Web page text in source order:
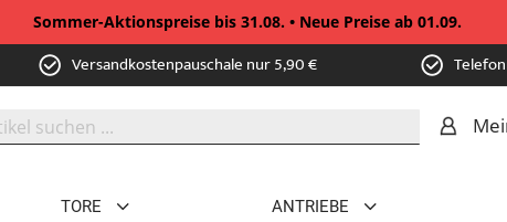
Sommer-Aktionspreise bis 31.08. • Neue Preise ab 01.09.
Versandkostenpauschale nur 5,90 €
TORE ANTRIEBE